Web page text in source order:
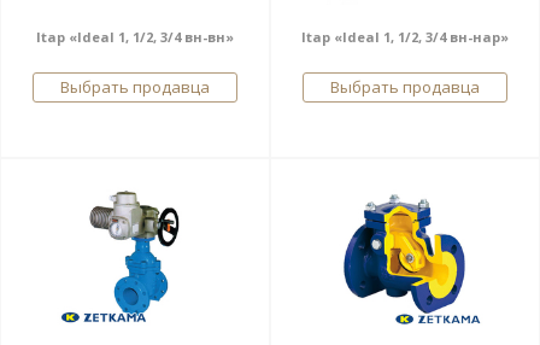
Itap «Ideal 1, 1/2, 3/4 вн-вн»
Выбрать продавца
Itap «Ideal 1, 1/2, 3/4 вн-нар»
Выбрать продавца